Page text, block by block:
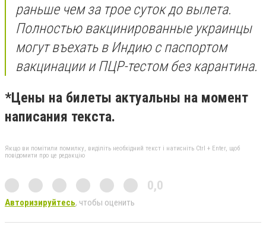
раньше чем за трое суток до вылета.
Полностью вакцинированные украинцы
могут въехать в Индию с паспортом
вакцинации и ПЦР-тестом без карантина.
*Цены на билеты актуальны на момент
написания текста.
Якщо ви помітили помилку, виділіть необхідний текст і натисніть Ctrl + Enter, щоб
повідомити про це редакцію
0,0
Авторизируйтесь, чтобы оценить